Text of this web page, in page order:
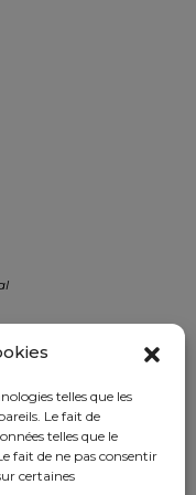
telles que les
Le fait de
telles que le
fait de ne pas consentir
certaines